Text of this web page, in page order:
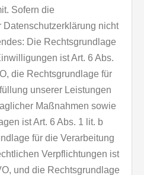
Sofern die
Datenschutzerklärung nicht
Die Rechtsgrundlage
ist Art. 6 Abs.
die Rechtsgrundlage für
unserer Leistungen
Maßnahmen sowie
ist Art. 6 Abs. 1 lit. b
für die Verarbeitung
Verpflichtungen ist
und die Rechtsgrundlage